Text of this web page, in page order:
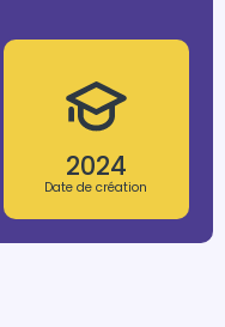
2024
Date de création